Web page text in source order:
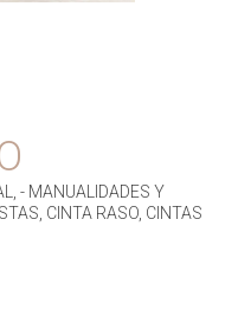
,- MANUALIDADES Y
CINTA RASO CINTAS